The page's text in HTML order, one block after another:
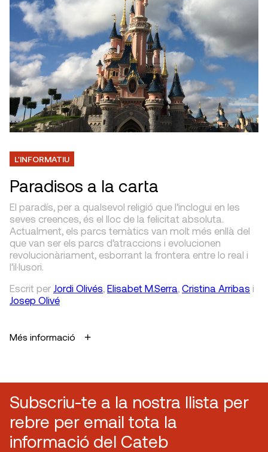
L'INFORMATIU
Paradisos a la carta
El paradís, per a qualsevol religió que l’inclogui en les
seves creences, és el lloc de la felicitat absoluta.
Actualment, els parcs temàtics van molt més enllà del
que van ser els parcs d’atraccions i evolucionen
revolucionàriament, esborrant la frontera entre lo real i
l’il·lusori.
Escrit per Jordi Olivés, Elisabet M.Serra, Cristina Arribas i
Josep Olivé
Més informació
Subscriu-te a la nostra llista per
rebre per email tota la
informació del Cateb